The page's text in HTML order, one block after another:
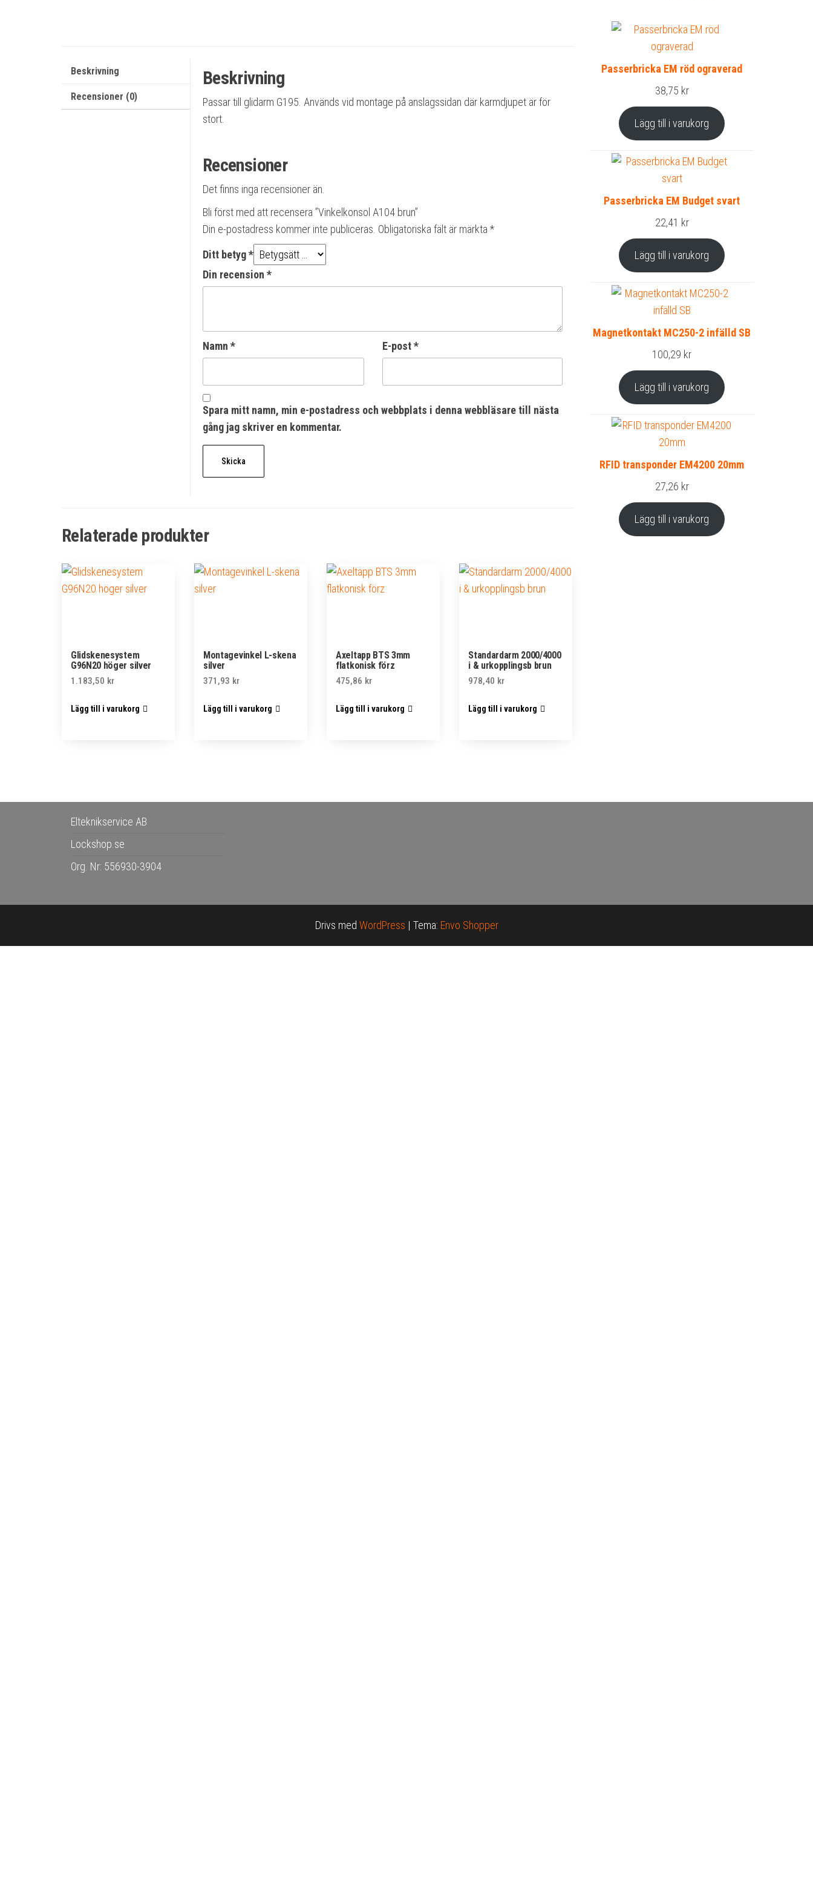
Beskrivning
Recensioner (0)
Beskrivning
Passar till glidarm G195. Används vid montage på anslagssidan där karmdjupet är för
stort.
Recensioner
Det finns inga recensioner än.
Bli först med att recensera ”Vinkelkonsol A104 brun”
Din e-postadress kommer inte publiceras. Obligatoriska fält är märkta *
Ditt betyg*
Din recension *
Namn * E-post*
Spara mitt namn, min e-postadress och webbplats i denna webbläsare till nästa
gång jag skriver en kommentar.
Relaterade produkter
Glidskenesystem
G96N20 höger silver
1.183,50 kr
Lägg till i varukorg
Montagevinkel L-skena
silver
371,93 kr
Lägg till i varukorg
Axeltapp BTS 3mm
flatkonisk förz
475,86 kr
Lägg till i varukorg
Standardarm 2000/4000
i & urkopplingsb brun
978,40 kr
Lägg till i varukorg
Passerbricka EM röd ograverad
38,75 kr
Lägg till i varukorg
Passerbricka EM Budget svart
22,41 kr
Lägg till i varukorg
Magnetkontakt MC250-2 infälld SB
100,29 kr
Lägg till i varukorg
RFID transponder EM4200 20mm
27,26 kr
Lägg till i varukorg
Elteknikservice AB
Lockshop.se
Org. Nr: 556930-3904
Drivs med WordPress | Tema: Envo Shopper